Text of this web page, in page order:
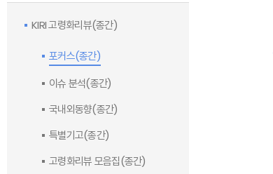
KIRI 고령화리뷰(종간)
포커스(종간)
이슈 분석(종간)
국내외동향(종간)
특별기고(종간)
고령화리뷰 모음집(종간)